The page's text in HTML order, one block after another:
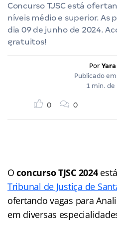
Concurso TJSC está
níveis médio e superior. As
dia 09 de junho de 2024.
gratuitos!
Por
Publicado em
1 min.
0 0
Oconcurso TJSC 2024
Tribunal de Justiça de
ofertando vagas para
em diversas